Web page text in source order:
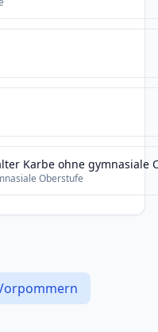
Karbe ohne gymnasiale
Oberstufe